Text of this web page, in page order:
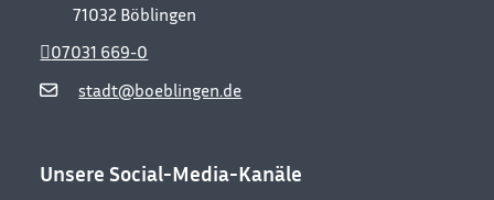
71032 Böblingen
stadt@boeblingen.de
07031 669-0
Unsere Social-Media-Kanäle